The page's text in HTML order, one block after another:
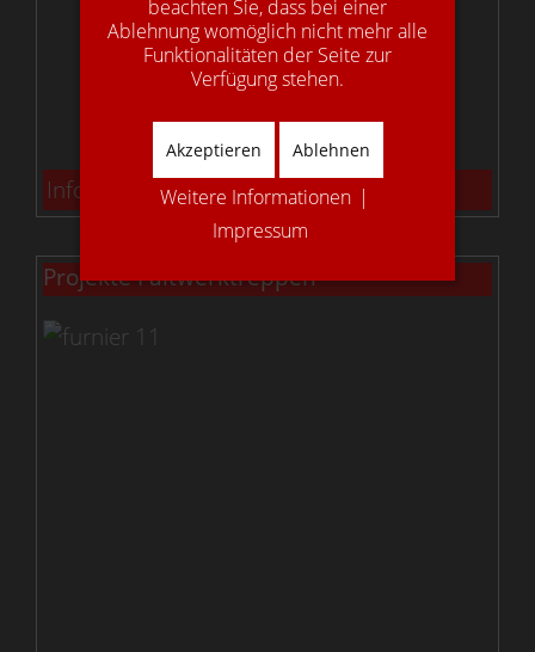
Info: Gestemmte Treppen
Projekte Faltwerktreppen
beachten Sie, dass bei einer
Ablehnung womöglich nicht mehr alle
Funktionalitäten der Seite zur
Verfügung stehen.
Akzeptieren Ablehnen
Weitere Informationen |
Impressum